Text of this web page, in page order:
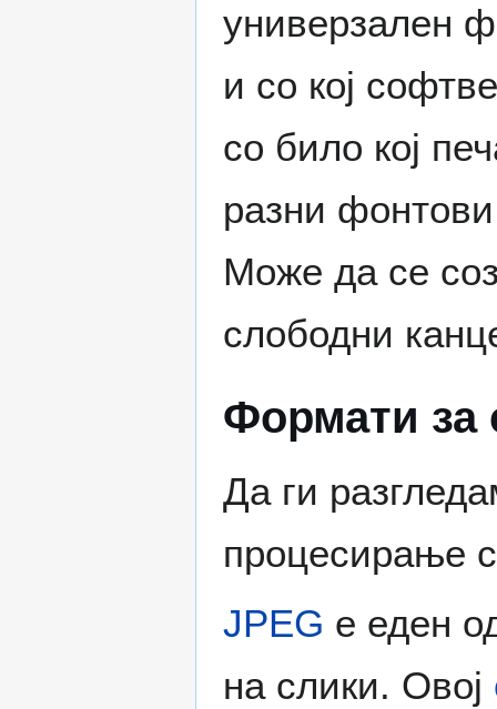
универзален
и со кој
со било кој
разни
Може да се
слободни
Формати за
Да ги
процесирање
JPEG е еден
на слики. Овој